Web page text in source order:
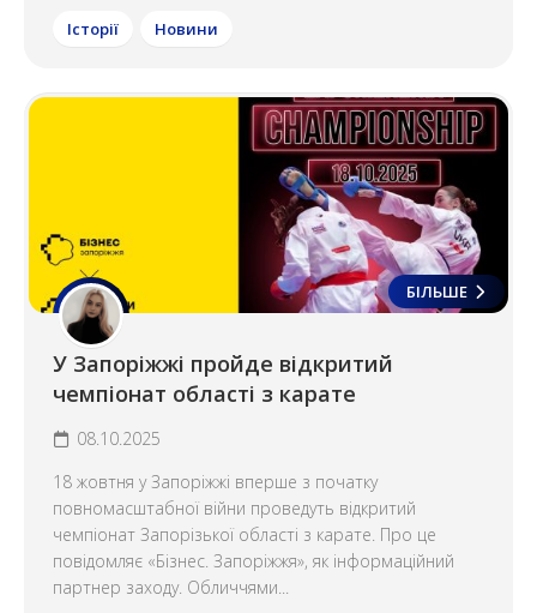
Історії Новини
БІЛЬШЕ
У Запоріжжі пройде відкритий
чемпіонат області з карате
08.10.2025
18 жовтня у Запоріжжі вперше з початку
повномасштабної війни проведуть відкритий
чемпіонат Запорізької області з карате. Про це
повідомляє «Бізнес. Запоріжжя», як інформаційний
партнер заходу. Обличчями...